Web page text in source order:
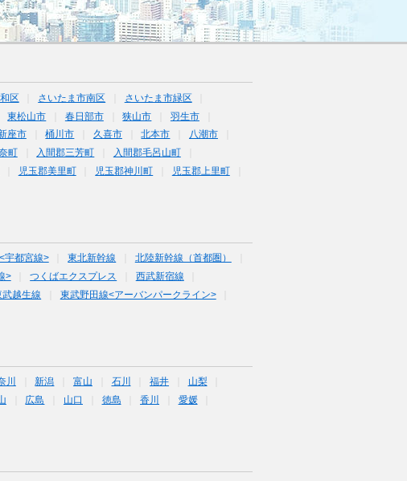
区 さいたま市南区
さいたま市緑区
東松山市 春日部市 狭山市
羽生市
座市 桶川市 久喜市 北本市
八潮市
町 入間郡三芳町
入間郡毛呂山町
児玉郡美里町 児玉郡神川町
児玉郡上里町
宇都宮線> 東北新幹線
北陸新幹線（首都圏）
> つくばエクスプレス
西武新宿線
武越生線
東武野田線<アーバンパークライン>
川 新潟 富山 石川 福井
山梨
広島 山口 徳島 香川
愛媛